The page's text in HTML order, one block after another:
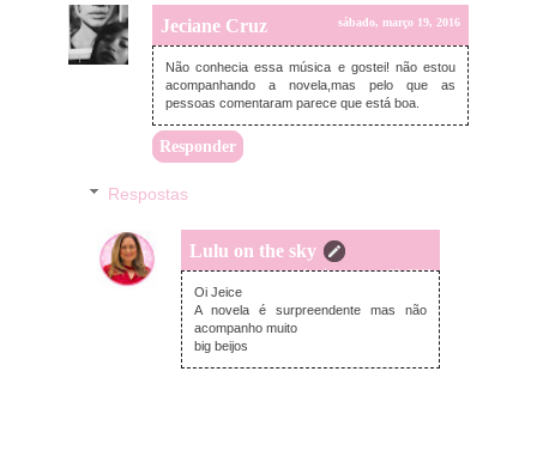
Jeciane Cruz sábado, março 19, 2016
Não conhecia essa música e gostei! não estou
acompanhando a novela,mas pelo que as
pessoas comentaram parece que está boa.
Responder
Respostas
Lulu on the sky
domingo, março 20, 2016
Oi Jeice
A novela é surpreendente mas não
acompanho muito
big beijos